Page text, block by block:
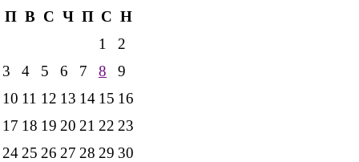
П В С Ч П С Н
1
2
3
4 5 6 7 8
9
10 11 12 13 14 15 16
17 18 19 20 21 22 23
2425 26 27 28 29 30